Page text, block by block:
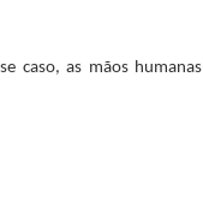
caso, as mãos humanas